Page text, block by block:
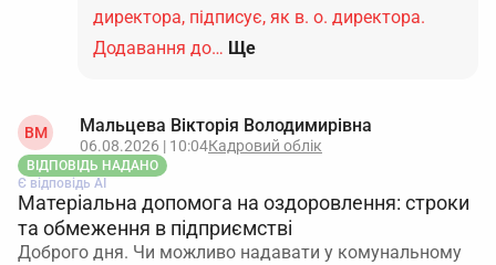
директора, підписує, як в. о. директора.
Додавання до… Ще
ВМ Мальцева Вікторія Володимирівна
06.08.2026 | 10:04Кадровий облік
ВІДПОВІДЬ НАДАНО
Є відповідь АІ
Матеріальна допомога на оздоровлення: строки
та обмеження в підприємстві
Доброго дня. Чи можливо надавати у комунальному